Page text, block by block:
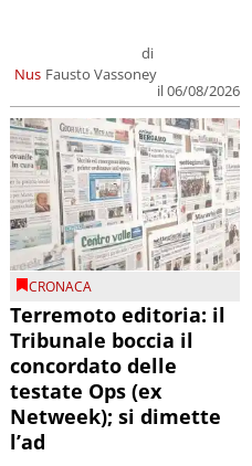
Nus
di
Fausto Vassoney
il 06/08/2026
CRONACA
Terremoto editoria: il
Tribunale boccia il
concordato delle
testate Ops (ex
Netweek); si dimette
l’ad